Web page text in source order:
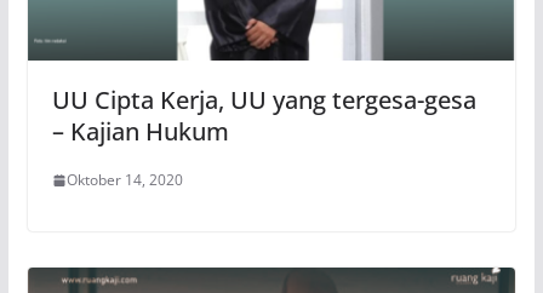
UU Cipta Kerja, UU yang tergesa-gesa
– Kajian Hukum
Oktober 14, 2020